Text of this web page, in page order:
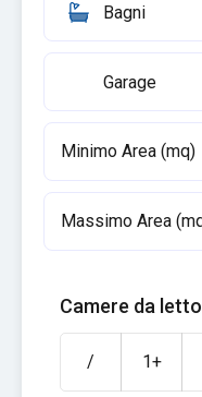
Bagni
Garage
Camere da letto
/ 1+